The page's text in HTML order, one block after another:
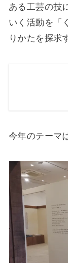
ある工芸の技
いく活動を「
りかたを探求
今年のテーマ